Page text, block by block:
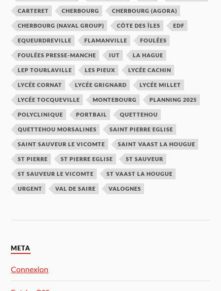
CARTERET CHERBOURG CHERBOURG (AGORA)
CHERBOURG (NAVAL GROUP) CÔTE DES ÎLES EDF
EQUEURDREVILLE FLAMANVILLE FOULÉES
FOULÉES PRESSE-MANCHE IUT LA HAGUE
LEP TOURLAVILLE LES PIEUX LYCÉE CACHIN
LYCÉE CORNAT LYCÉE GRIGNARD LYCÉE MILLET
LYCÉE TOCQUEVILLE MONTEBOURG PLANNING 2025
POLYCLINIQUE PORTBAIL QUETTEHOU
QUETTEHOU MORSALINES SAINT PIERRE EGLISE
SAINT SAUVEUR LE VICOMTE SAINT VAAST LA HOUGUE
ST PIERRE ST PIERRE EGLISE ST SAUVEUR
ST SAUVEUR LE VICOMTE ST VAAST LA HOUGUE
URGENT VAL DE SAIRE VALOGNES
META
Connexion